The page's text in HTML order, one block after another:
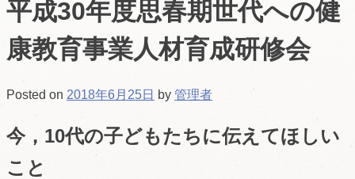
平成30年度思春期世代への健
康教育事業人材育成研修会
Posted on 2018年6月25日 by 管理者
今，10代の子どもたちに伝えてほしい
こと